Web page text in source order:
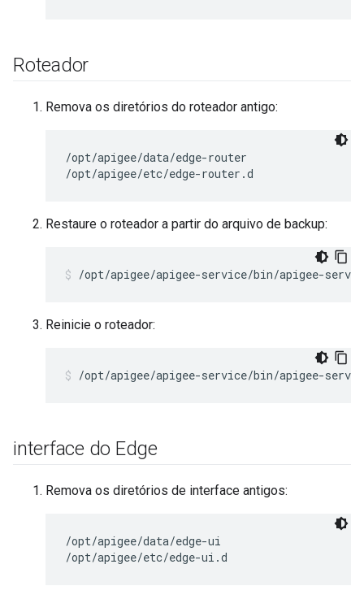
Roteador
Remova os diretórios do roteador antigo:
/opt/apigee/data/edge-router
/opt/apigee/etc/edge-router.d
Restaure o roteador a partir do arquivo de backup:
/opt/apigee/apigee-service/bin/apigee-
Reinicie o roteador:
/opt/apigee/apigee-service/bin/apigee-
interface do Edge
Remova os diretórios de interface antigos:
/opt/apigee/data/edge-ui
/opt/apigee/etc/edge-ui.d